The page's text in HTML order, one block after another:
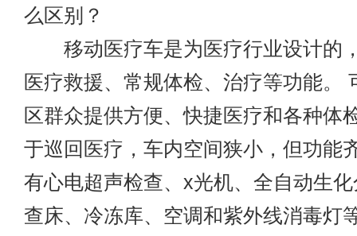
么区别？
移动医疗车是为医疗行业设计的
医疗救援、常规体检、治疗等功能。
区群众提供方便、快捷医疗和各种体
于巡回医疗，车内空间狭小，但功能
有心电超声检查、x光机、全自动生
查床、冷冻库、空调和紫外线消毒灯